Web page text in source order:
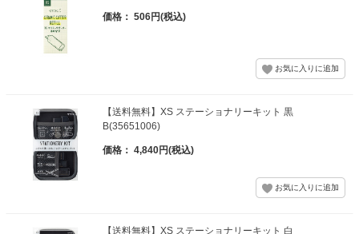
価格： 506円(税込)
【送料無料】XS ステーショナリーキット 黒
B(35651006)
価格： 4,840円(税込)
【送料無料】XS ステーショナリーキット 白